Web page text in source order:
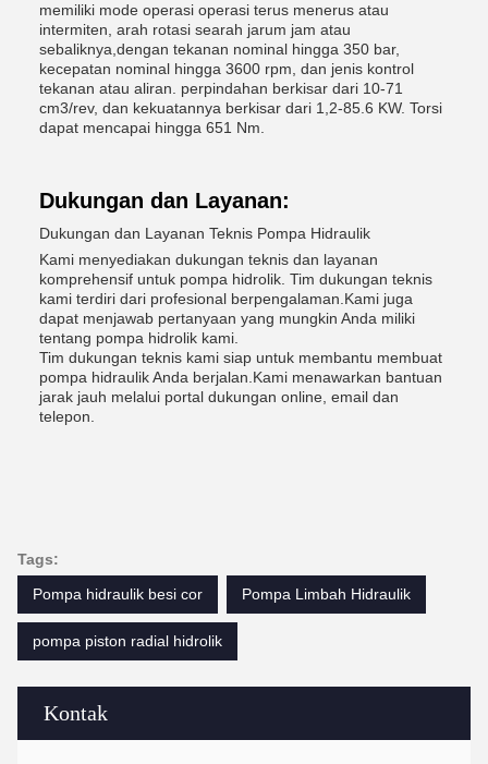
Kontak
memiliki mode operasi operasi terus menerus atau
intermiten, arah rotasi searah jarum jam atau
sebaliknya,dengan tekanan nominal hingga 350 bar,
kecepatan nominal hingga 3600 rpm, dan jenis kontrol
tekanan atau aliran. perpindahan berkisar dari 10-71
cm3/rev, dan kekuatannya berkisar dari 1,2-85.6 KW. Torsi
dapat mencapai hingga 651 Nm.
Dukungan dan Layanan:
Dukungan dan Layanan Teknis Pompa Hidraulik
Kami menyediakan dukungan teknis dan layanan
komprehensif untuk pompa hidrolik. Tim dukungan teknis
kami terdiri dari profesional berpengalaman.Kami juga
dapat menjawab pertanyaan yang mungkin Anda miliki
tentang pompa hidrolik kami.
Tim dukungan teknis kami siap untuk membantu membuat
pompa hidraulik Anda berjalan.Kami menawarkan bantuan
jarak jauh melalui portal dukungan online, email dan
telepon.
Tags:
Pompa hidraulik besi cor
Pompa Limbah Hidraulik
pompa piston radial hidrolik